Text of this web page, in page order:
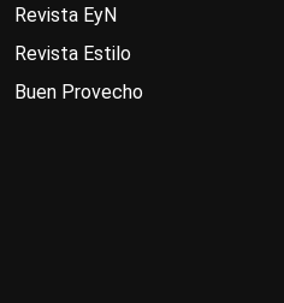
Revista EyN
Revista Estilo
Buen Provecho